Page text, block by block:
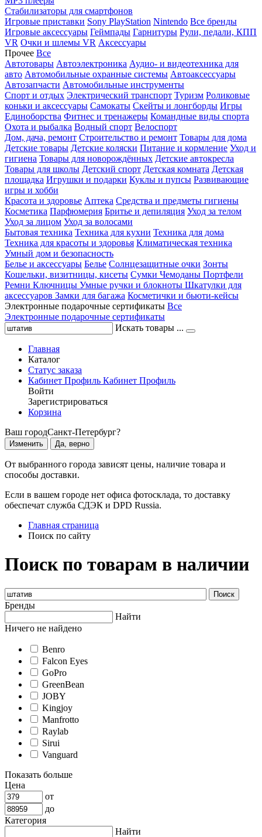
Стабилизаторы для смартфонов
Игровые приставки Sony PlayStation Nintendo Все бренды
Игровые аксессуары Геймпады Гарнитуры Рули, педали, КПП
VR Очки и шлемы VR Аксессуары
Прочее Все
Автотовары Автоэлектроника Аудио- и видеотехника для
авто Автомобильные охранные системы Автоаксессуары
Автозапчасти Автомобильные инструменты
Спорт и отдых Электрический транспорт Туризм Роликовые
коньки и аксессуары Самокаты Скейты и лонгборды Игры
Единоборства Фитнес и тренажеры Командные виды спорта
Охота и рыбалка Водный спорт Велоспорт
Дом, дача, ремонт Строительство и ремонт Товары для дома
Детские товары Детские коляски Питание и кормление Уход и
гигиена Товары для новорождённых Детские автокресла
Товары для школы Детский спорт Детская комната Детская
площадка Игрушки и подарки Куклы и пупсы Развивающие
игры и хобби
Красота и здоровье Аптека Средства и предметы гигиены
Косметика Парфюмерия Бритье и депиляция Уход за телом
Уход за лицом Уход за волосами
Бытовая техника Техника для кухни Техника для дома
Техника для красоты и здоровья Климатическая техника
Умный дом и безопасность
Белье и аксессуары Белье Солнцезащитные очки Зонты
Кошельки, визитницы, кисеты Сумки Чемоданы Портфели
Ремни Ключницы Умные ручки и блокноты Шкатулки для
аксессуаров Замки для багажа Косметички и бьюти-кейсы
Электронные подарочные сертификаты Все
Электронные подарочные сертификаты
Искать товары ...
Главная
Каталог
Статус заказа
Кабинет Профиль Кабинет Профиль
Войти
Зарегистрироваться
Корзина
Ваш городСанкт-Петербург?
Изменить Да, верно
От выбранного города зависят цены, наличие товара и
способы доставки.
Если в вашем городе нет офиса фотосклада, то доставку
обеспечат служба СДЭК и DPD Russia.
Главная страница
Поиск по сайту
Поиск по товарам в наличии
Бренды
Найти
Ничего не найдено
Benro
Falcon Eyes
GoPro
GreenBean
JOBY
Kingjoy
Manfrotto
Raylab
Sirui
Vanguard
Показать больше
Цена
от
до
Категория
Найти